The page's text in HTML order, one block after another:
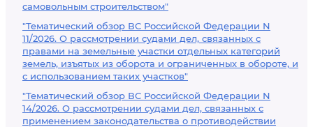
самовольным строительством"
"Тематический обзор ВС Российской Федерации N
11/2026. О рассмотрении судами дел, связанных с
правами на земельные участки отдельных категорий
земель, изъятых из оборота и ограниченных в обороте, и
с использованием таких участков"
"Тематический обзор ВС Российской Федерации N
14/2026. О рассмотрении судами дел, связанных с
применением законодательства о противодействии